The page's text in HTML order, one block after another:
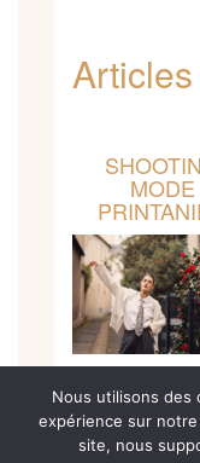
MODE
FACEBOOK
Nous utilisons des
expérience sur
site, nous